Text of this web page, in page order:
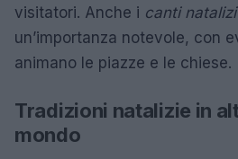
visitatori. Anche i canti natalizi
un’importanza notevole, con
animano le piazze e le chiese.
Tradizioni natalizie in
mondo